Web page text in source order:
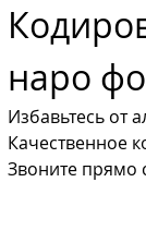
наро
Избавьтесь от
Качественное
Звоните прямо